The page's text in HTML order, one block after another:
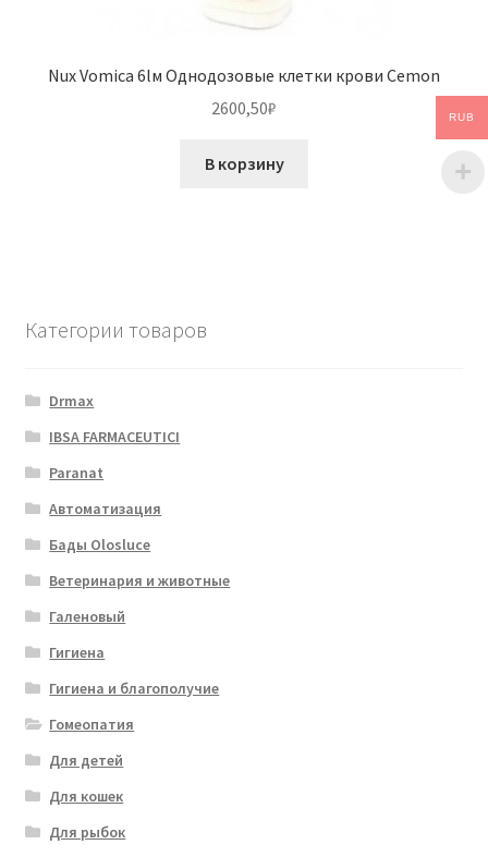
Nux Vomica 6lм Однодозовые клетки крови Cemon
2600,50₽
В корзину
Категории товаров
Drmax
IBSA FARMACEUTICI
Paranat
Автоматизация
Бады Olosluce
Ветеринария и животные
Галеновый
Гигиена
Гигиена и благополучие
Гомеопатия
Для детей
Для кошек
Для рыбок
RUB